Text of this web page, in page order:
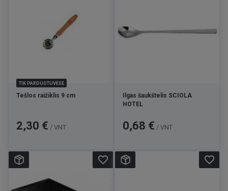
TIK PARDUOTUVĖSE
Tešlos raižiklis 9 cm
Kaina
2,30 € / VNT
Ilgas šaukštelis SCIOLA
HOTEL
Kaina
0,68 € / VNT
favorite_border favorite_border